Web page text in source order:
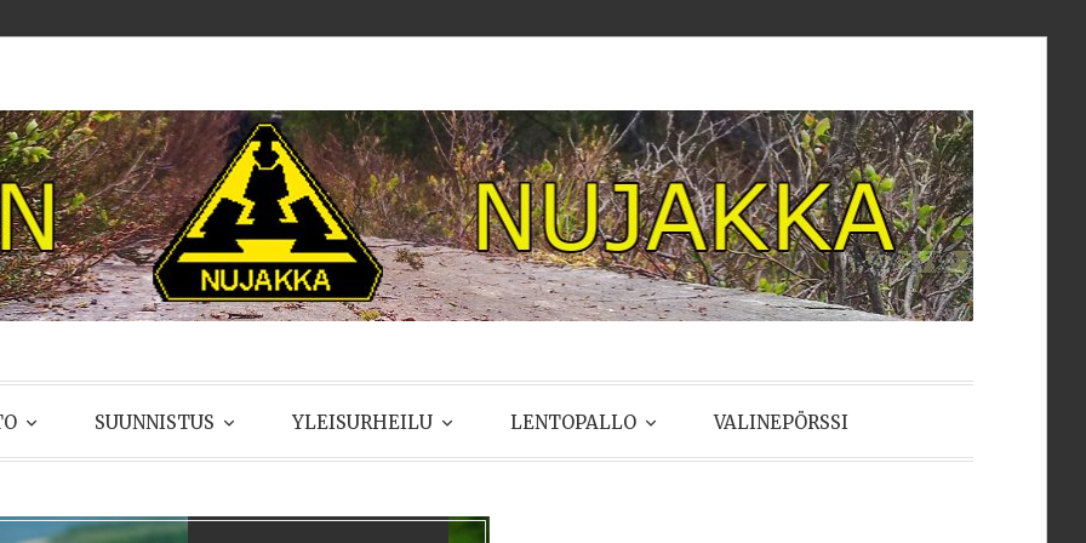
SUUNNISTUS YLEISURHEILU LENTOPALLO VALINEPÖRSSI